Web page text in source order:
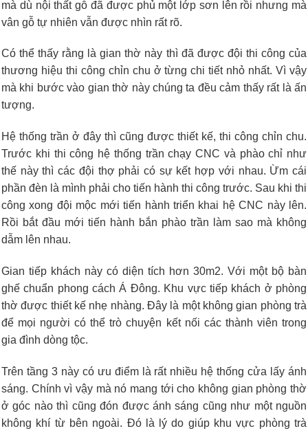
mà dù nội thất gỗ đã được phủ một lớp sơn lên rồi nhưng mà
vân gỗ tự nhiên vẫn được nhìn rất rõ.
Có thể thấy rằng là gian thờ này thì đã được đội thi công của
thương hiệu thi công chỉn chu ở từng chi tiết nhỏ nhất. Vì vậy
mà khi bước vào gian thờ này chúng ta đều cảm thấy rất là ấn
tượng.
Hệ thống trần ở đây thì cũng được thiết kế, thi công chỉn chu.
Trước khi thi công hệ thống trần chạy CNC và phào chỉ như
thế này thì các đội thợ phải có sự kết hợp với nhau. Ừm cái
phần đèn là mình phải cho tiến hành thi công trước. Sau khi thi
công xong đội mộc mới tiến hành triển khai hệ CNC này lên.
Rồi bắt đầu mới tiến hành bắn phào trần làm sao mà không
dẫm lên nhau.
Gian tiếp khách này có diện tích hơn 30m2. Với một bộ bàn
ghế chuẩn phong cách Á Đông. Khu vực tiếp khách ở phòng
thờ được thiết kế nhẹ nhàng. Đây là một không gian phòng trà
để mọi người có thể trò chuyện kết nối các thành viên trong
gia đình dòng tộc.
Trên tầng 3 này có ưu điểm là rất nhiều hệ thống cửa lấy ánh
sáng. Chính vì vậy mà nó mang tới cho không gian phòng thờ
ở góc nào thì cũng đón được ánh sáng cũng như một nguồn
không khí từ bên ngoài. Đó là lý do giúp khu vực phòng trà